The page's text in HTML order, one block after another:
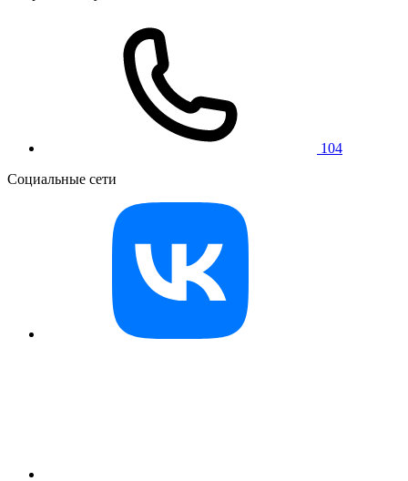
104
Социальные сети